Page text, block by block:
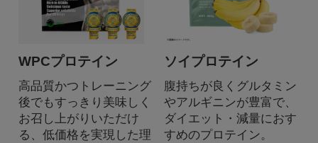
WPCプロテイン
高品質かつトレーニング
後でもすっきり美味しく
お召し上がりいただけ
る、低価格を実現した理
ソイプロテイン
腹持ちが良くグルタミン
やアルギニンが豊富で、
ダイエット・減量におす
すめのプロテイン。